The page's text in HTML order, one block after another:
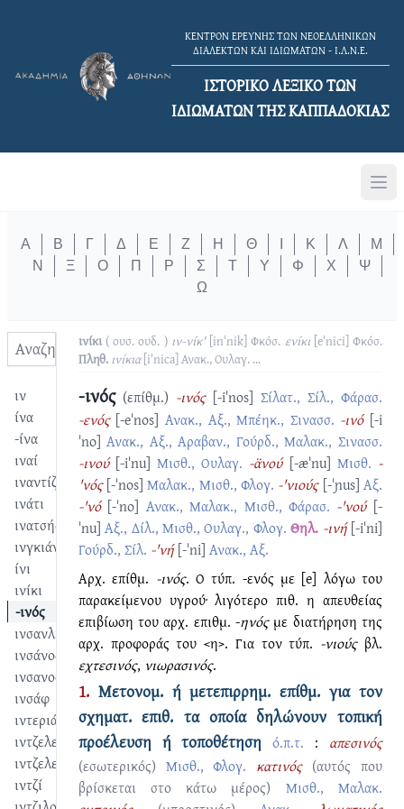
ΚΕΝΤΡΟΝ ΕΡΕΥΝΗΣ ΤΩΝ ΝΕΟΕΛΛΗΝΙΚΩΝ
ΔΙΑΛΕΚΤΩΝ ΚΑΙ ΙΔΙΩΜΑΤΩΝ - Ι.Λ.Ν.Ε.
ΙΣΤΟΡΙΚΟ ΛΕΞΙΚΟ TΩΝ
ΙΔΙΩΜΑΤΩΝ ΤΗΣ ΚΑΠΠΑΔΟΚΙΑΣ
Α Β Γ Δ Ε Ζ Η Θ Κ Λ
Μ
Ν
Ξ Ο Π Ρ Σ Τ Υ Φ Χ
Ψ
Ω
ιν
ίνα
-ίνα
ιναί
ιναντίζω
ινάτι
ινατσής
ινγκιάν
ίνι
ινίκι
-ινός
ινσανλίκι
ινσάνος
ινσανοσύνη
ινσάφ
ιντεριά
ιντζελεντίζω
ιντζελετίζω
ιντζί
ινίκι ( ουσ. ουδ. ) ιν-νίκ' [inˈnik] Φκόσ. ενίκι [eˈnici] Φκόσ.
Πληθ. ινίκια [iˈnica] Ανακ., Ουλαγ. ...
-ινός (επίθμ.) -ινός [-iˈnos] Σίλατ., Σίλ., Φάρασ.
-ενός [-eˈnos] Ανακ., Αξ., Μπέηκ., Σινασσ. -ινό [-i
ˈno] Ανακ., Αξ., Αραβαν., Γούρδ., Μαλακ., Σινασσ.
-ινού [-iˈnu] Μισθ., Ουλαγ. -α̈νού [-æˈnu] Μισθ. -
'νός [-ˈnos] Μαλακ., Μισθ., Φλογ. -'νιούς [-ˈɲus] Αξ.
-'νό [-ˈno] Ανακ., Μαλακ., Μισθ., Φάρασ. -'νού [-
ˈnu] Αξ., Δίλ., Μισθ., Ουλαγ., Φλογ. Θηλ. -ινή [-iˈni]
Γούρδ., Σίλ. -'νή [-ˈni] Ανακ., Αξ.
Αρχ. επίθμ. -ινός. Ο τύπ. -ενός με [e] λόγω του
παρακείμενου υγρού· λιγότερο πιθ. η απευθείας
επιβίωση του αρχ. επιθμ. -ηνόςμε διατήρηση της
αρχ. προφοράς του <η>. Για τον τύπ. -νιούςβλ.
εχτεσινός, νιωρασινός.
1.Μετονομ. ή μετεπιρρημ. επίθμ. για τον
σχηματ. επιθ. τα οποία δηλώνουν τοπική
προέλευση ή τοποθέτησηό.π.τ. : απεσινός
(εσωτερικός) Μισθ., Φλογ. κατινός (αυτός που
βρίσκεται στο κάτω μέρος) Μισθ., Μαλακ.